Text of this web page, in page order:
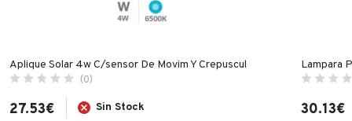
Aplique Solar 4w C/sensor De Movim Y Crepuscul
(0)
27.53€ Sin Stock
Lampara
30.13€